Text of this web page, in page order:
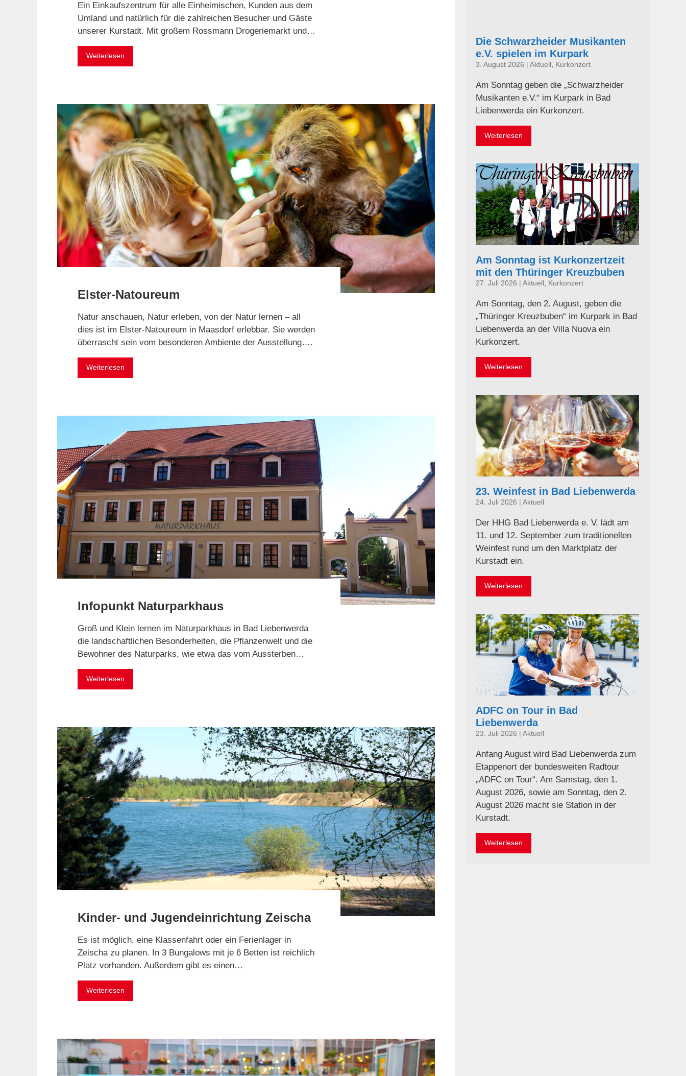
Ein Einkaufszentrum für alle Einheimischen, Kunden aus dem
Umland und natürlich für die zahlreichen Besucher und Gäste
unserer Kurstadt. Mit großem Rossmann Drogeriemarkt und…
Weiterlesen
Elster-Natoureum
Natur anschauen, Natur erleben, von der Natur lernen – all
dies ist im Elster-Natoureum in Maasdorf erlebbar. Sie werden
überrascht sein vom besonderen Ambiente der Ausstellung….
Weiterlesen
Infopunkt Naturparkhaus
Groß und Klein lernen im Naturparkhaus in Bad Liebenwerda
die landschaftlichen Besonderheiten, die Pflanzenwelt und die
Bewohner des Naturparks, wie etwa das vom Aussterben…
Weiterlesen
Kinder- und Jugendeinrichtung Zeischa
Es ist möglich, eine Klassenfahrt oder ein Ferienlager in
Zeischa zu planen. In 3 Bungalows mit je 6 Betten ist reichlich
Platz vorhanden. Außerdem gibt es einen…
Weiterlesen
Die Schwarzheider Musikanten
e.V. spielen im Kurpark
3. August 2026 Aktuell Kurkonzert
Am Sonntag geben die „Schwarzheider
Musikanten e.V.“ im Kurpark in Bad
Liebenwerda ein Kurkonzert.
Weiterlesen
Am Sonntag ist Kurkonzertzeit
mit den Thüringer Kreuzbuben
27. Juli 2026 Aktuell Kurkonzert
Am Sonntag, den 2. August, geben die
„Thüringer Kreuzbuben“ im Kurpark in Bad
Liebenwerda an der Villa Nuova ein
Kurkonzert.
Weiterlesen
23. Weinfest in Bad Liebenwerda
24. Juli 2026 Aktuell
Der HHG Bad Liebenwerda e. V. lädt am
11. und 12. September zum traditionellen
Weinfest rund um den Marktplatz der
Kurstadt ein.
Weiterlesen
ADFC on Tour in Bad
Liebenwerda
23. Juli 2026 Aktuell
Anfang August wird Bad Liebenwerda zum
Etappenort der bundesweiten Radtour
„ADFC on Tour“. Am Samstag, den 1.
August 2026, sowie am Sonntag, den 2.
August 2026 macht sie Station in der
Kurstadt.
Weiterlesen